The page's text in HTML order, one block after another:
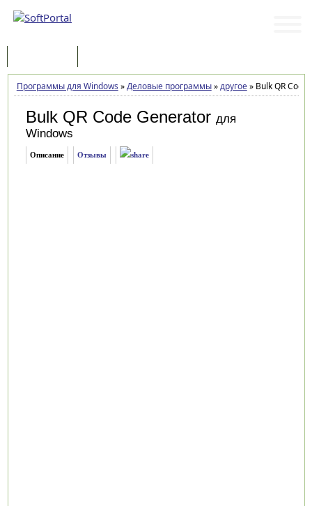
Программы для Windows »Деловые программы»другое»Bulk QR Code
Bulk QR Code Generator для
Windows
Описание Отзывы